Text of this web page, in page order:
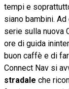
tempi e
siano bambini.
serie sulla nuova
ore di guida
buon caffè e di
Connect Nav si
stradale che